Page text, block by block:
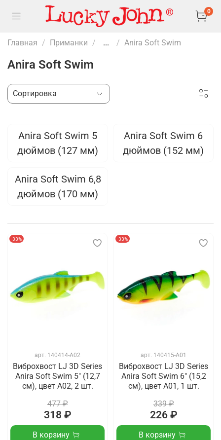
0
Главная Приманки ... Anira Soft Swim
Anira Soft Swim
Anira Soft Swim 5
дюймов (127 мм)
Anira Soft Swim 6
дюймов (152 мм)
Anira Soft Swim 6,8
дюймов (170 мм)
-33%
арт. 140414-A02
Виброхвост LJ 3D Series
Anira Soft Swim 5" (12,7
см), цвет A02, 2 шт.
477 ₽
318 ₽
В корзину
-33%
арт. 140415-A01
Виброхвост LJ 3D Series
Anira Soft Swim 6" (15,2
см), цвет A01, 1 шт.
339 ₽
226 ₽
В корзину